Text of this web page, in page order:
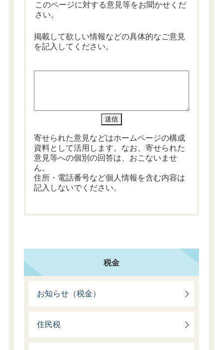
このページに対する意見等をお聞かせくだ
さい。
掲載して欲しい情報などの具体的なご意見
を記入してください。
寄せられた意見などはホームページの構成
資料として活用します。なお、寄せられた
意見等への個別の回答は、おこないませ
ん。
住所・電話番号など個人情報を含む内容は
記入しないでください。
税金
お知らせ（税金）
住民税